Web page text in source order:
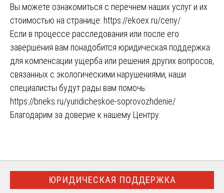
Вы можете ознакомиться с перечнем наших услуг и их
стоимостью на странице: https://ekoex.ru/ceny/
Если в процессе расследования или после его
завершения вам понадобится юридическая поддержка
для компенсации ущерба или решения других вопросов,
связанных с экологическими нарушениями, наши
специалисты будут рады вам помочь:
https://bneks.ru/yuridicheskoe-soprovozhdenie/
Благодарим за доверие к нашему Центру.
ЮРИДИЧЕСКАЯ ПОДДЕРЖКА